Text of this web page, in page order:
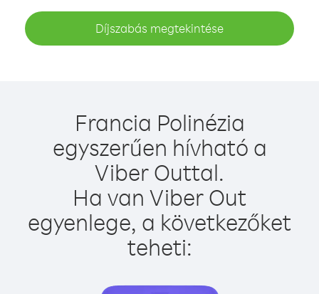
Díjszabás megtekintése
Francia Polinézia
egyszerűen hívható a
Viber Outtal.
Ha van Viber Out
egyenlege, a következőket
teheti: